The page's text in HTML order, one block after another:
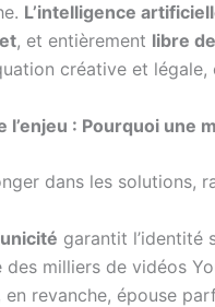
L’intelligence
, et entièrement libre
créative et
l’enjeu : Pourquoi une
dans les solutions,
unicité garantit l’identité
des milliers de vidéos
, en revanche, épouse